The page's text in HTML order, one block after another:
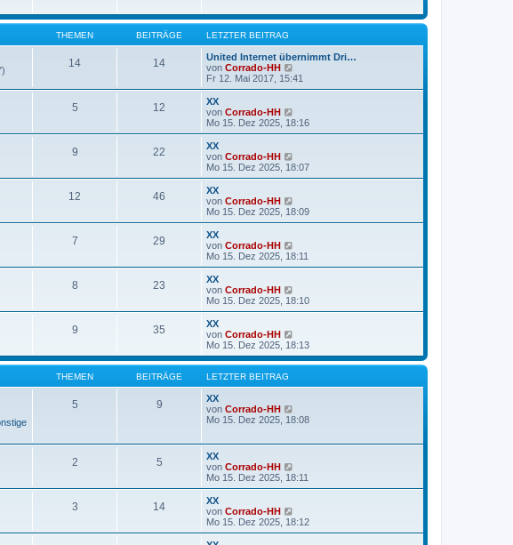
s
r
B
e
i
a
g
THEMEN BEITRÄGE LETZTER BEITRAG
14 14
United Internet übernimmt Dri…
von Corrado-HH
e
u
t
e
i
g
Fr 12. Mai 2017, 15:41
5 12
XX
von Corrado-HH
e
u
t
e
i
g
Mo 15. Dez 2025, 18:16
9 22
XX
von Corrado-HH
e
u
t
e
i
g
Mo 15. Dez 2025, 18:07
12 46
XX
von Corrado-HH
e
u
t
e
i
g
Mo 15. Dez 2025, 18:09
7 29
XX
von Corrado-HH
e
u
t
e
i
t
Mo 15. Dez 2025, 18:11
8 23
XX
von Corrado-HH
e
u
t
r
e
r
Mo 15. Dez 2025, 18:10
9 35
XX
von Corrado-HH
e
u
e
t
B
a
g
Mo 15. Dez 2025, 18:13
THEMEN BEITRÄGE LETZTER BEITRAG
5 9
XX
von Corrado-HH
e
e
r
B
t
r
Mo 15. Dez 2025, 18:08
2 5
XX
von Corrado-HH
e
u
t
Mo 15. Dez 2025, 18:11
3 14
XX
von Corrado-HH
e
u
Mo 15. Dez 2025, 18:12